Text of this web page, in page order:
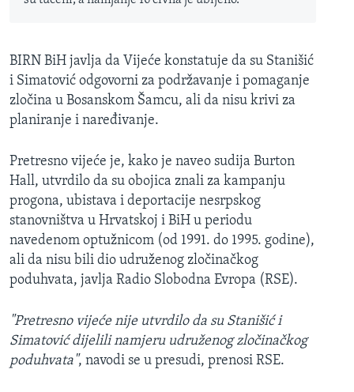
BIRN BiH javlja da Vijeće konstatuje da su Stanišić
i Simatović odgovorni za podržavanje i pomaganje
zločina u Bosanskom Šamcu, ali da nisu krivi za
planiranje i naređivanje.
Pretresno vijeće je, kako je naveo sudija Burton
Hall, utvrdilo da su obojica znali za kampanju
progona, ubistava i deportacije nesrpskog
stanovništva u Hrvatskoj i BiH u periodu
navedenom optužnicom (od 1991. do 1995. godine),
ali da nisu bili dio udruženog zločinačkog
poduhvata, javlja Radio Slobodna Evropa (RSE).
"Pretresno vijeće nije utvrdilo da su Stanišić i
Simatović dijelili namjeru udruženog zločinačkog
poduhvata", navodi se u presudi, prenosi RSE.